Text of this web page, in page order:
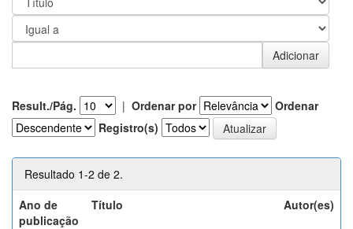
Result./Pág. | Ordenar por
Ordenar
Registro(s)
Resultado 1-2 de 2.
Ano de
publicação
Título Autor(es)